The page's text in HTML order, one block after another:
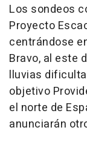
Los sondeos
Proyecto
centrándose
Bravo, al este
lluvias
objetivo
el norte de
anunciarán